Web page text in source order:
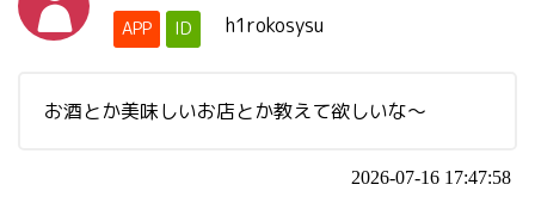
APP ID h1rokosysu
お酒とか美味しいお店とか教えて欲しいな～
2026-07-16 17:47:58